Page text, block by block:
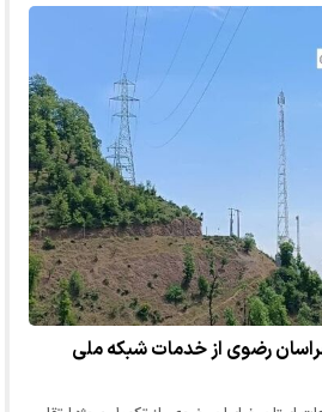
خراسان رضوی از خدمات شبکه ملی